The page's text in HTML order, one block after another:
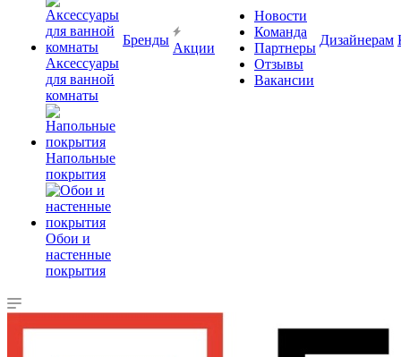
Аксессуары
для ванной
комнаты
Напольные
покрытия
Обои и
настенные
покрытия
Бренды
Акции
Новости
Команда
Партнеры
Отзывы
Вакансии
Дизайнерам